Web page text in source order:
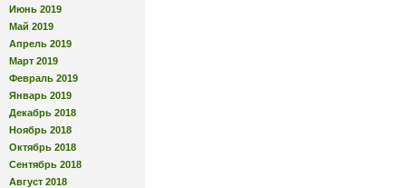
Июнь 2019
Май 2019
Апрель 2019
Март 2019
Февраль 2019
Январь 2019
Декабрь 2018
Ноябрь 2018
Октябрь 2018
Сентябрь 2018
Август 2018